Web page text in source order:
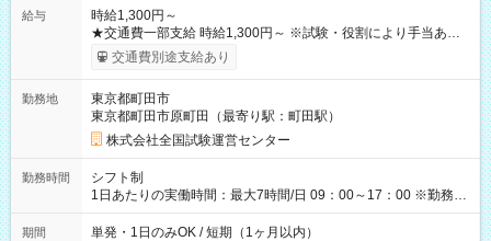
給与
時給1,300円～
★交通費一部支給 時給1,300円～ ※試験・役割により手当あり
※勤務回数により昇給あり 【即給（前払い）オプションあ
り！】 希望される場合、勤務から1週間ほどで給与の一部を受け
例】 ・河合塾模擬試験 8:30～17:30（休憩1時間） 時給1,300円
×8時間＝日収10,400円＋交通費 ※当日の役割により時給＋100
円の場合あり ・国家試験 7:00～13:30（休憩なし） 時給1,300
円（役割手当＋100円）×6時間＝日収8,400円＋交通費 【試用期
間】試用期間なし
交通費別途支給あり
勤務地
東京都町田市
東京都町田市原町田（最寄り駅：町田駅）
株式会社全国試験運営センター
勤務時間
シフト制
1日あたりの実働時間：最大7時間/日 09：00～17：00 ※勤務時
間は 試験により異なります。
期間 単発・1日のみOK / 短期（1ヶ月以内）